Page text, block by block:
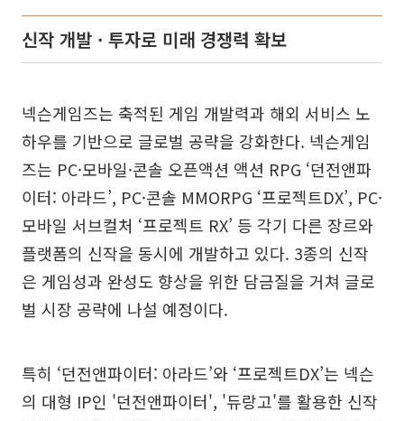
신작 개발 · 투자로 미래 경쟁력 확보
넥슨게임즈는 축적된 게임 개발력과 해외 서비스 노
하우를 기반으로 글로벌 공략을 강화한다. 넥슨게임
즈는 PC·모바일·콘솔 오픈액션 액션 RPG ‘던전앤파
이터: 아라드’, PC·콘솔 MMORPG ‘프로젝트DX’, PC·
모바일 서브컬처 ‘프로젝트 RX’ 등 각기 다른 장르와
플랫폼의 신작을 동시에 개발하고 있다. 3종의 신작
은 게임성과 완성도 향상을 위한 담금질을 거쳐 글로
벌 시장 공략에 나설 예정이다.
특히 ‘던전앤파이터: 아라드’와 ‘프로젝트DX’는 넥슨
의 대형 IP인 '던전앤파이터', '듀랑고'를 활용한 신작